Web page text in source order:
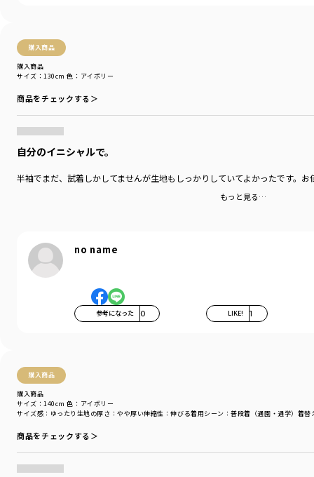
購入商品
購入商品
サイズ：130cm 色：アイボリー
商品をチェックする＞
自分のイニシャルで。
半袖でまだ、試着しかしてませんが生地もしっかりしていてよかったです。
もっと見る…
no name
参考になった 0 LIKE! 1
購入商品
購入商品
サイズ感 ：ゆったり 生地の厚さ ：やや厚い伸縮性 ：伸びる着用シーン ：普段着（通園・通学） 着替
サイズ：140cm 色：アイボリー
商品をチェックする＞